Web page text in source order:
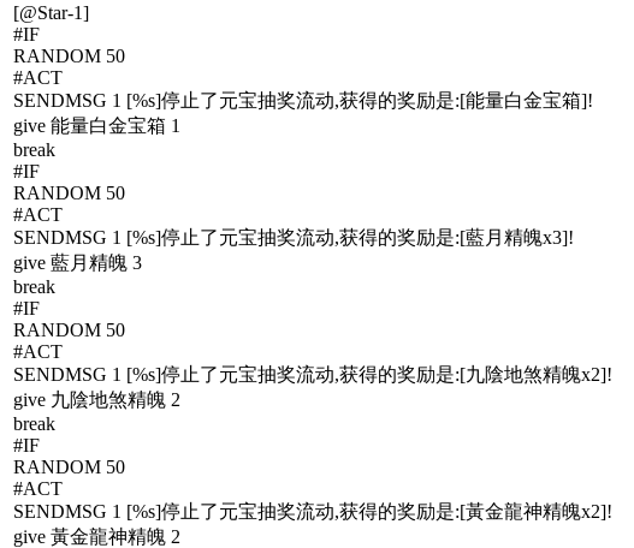
[@Star-1]
#IF
RANDOM 50
#ACT
SENDMSG 1 [%s]停止了元宝抽奖流动,获得的奖励是:[能量白金宝箱]!
give 能量白金宝箱 1
break
#IF
RANDOM 50
#ACT
SENDMSG 1 [%s]停止了元宝抽奖流动,获得的奖励是:[藍月精魄x3]!
give 藍月精魄 3
break
#IF
RANDOM 50
#ACT
SENDMSG 1 [%s]停止了元宝抽奖流动,获得的奖励是:[九陰地煞精魄x2]!
give 九陰地煞精魄 2
break
#IF
RANDOM 50
#ACT
SENDMSG 1 [%s]停止了元宝抽奖流动,获得的奖励是:[黃金龍神精魄x2]!
give 黃金龍神精魄 2